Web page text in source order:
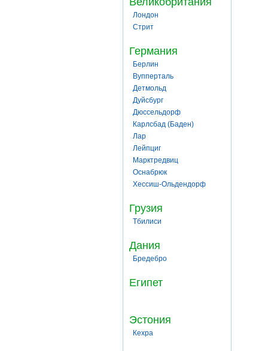
Лондон
Стрит
Германия
Берлин
Вупперталь
Детмольд
Дуйсбург
Дюссельдорф
Карлсбад (Баден)
Лар
Лейпциг
Марктредвиц
Оснабрюк
Хессиш-Ольдендорф
Грузия
Тбилиси
Дания
Бредебро
Египет
Эстония
Кехра